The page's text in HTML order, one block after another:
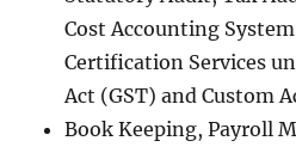
Cost Accounting
Certification Services
Act (GST) and Custom
Book Keeping, Payroll